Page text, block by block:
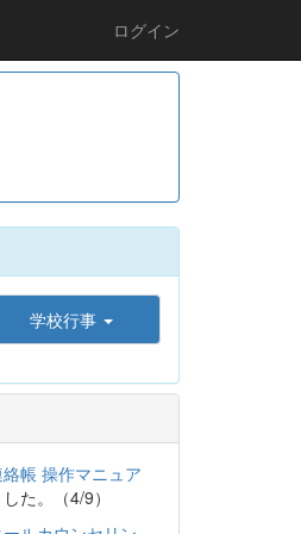
ログイン
学校行事
帳 操作マニュア
た。（4/9）